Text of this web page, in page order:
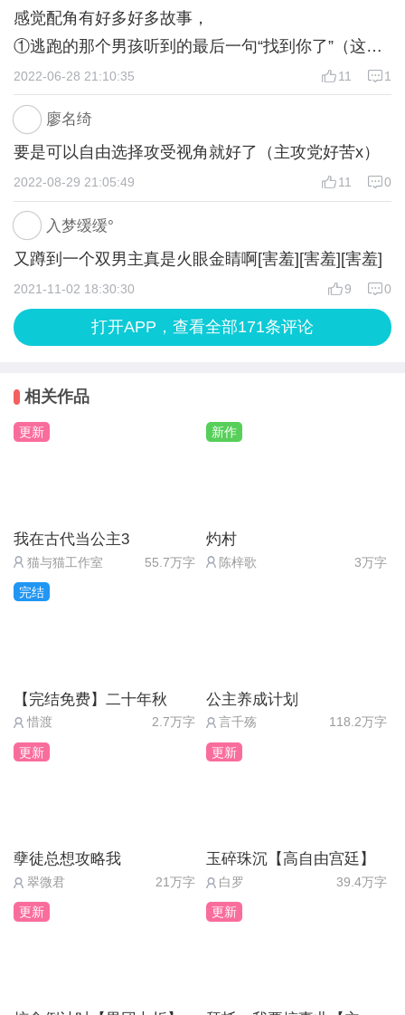
感觉配角有好多好多故事，
①逃跑的那个男孩听到的最后一句“找到你了”（这句
话有那种悚然的鸡皮疙瘩感觉了好棒），
②像岚姑娘的试探和伪装，
③阿茵的一直“陪伴”“最是了解”，并且喂药也由她负
责，她的立场和性格也很有意思啊，
④小四的对于赏赐的执着，背后应该也有自己的理由
吧。
——
期待作者填坑ㄟ(≧◇≦)ㄏ
1
11
2022-06-28 21:10:35
廖名绮
要是可以自由选择攻受视角就好了（主攻党好苦x）
0
11
2022-08-29 21:05:49
入梦缓缓°
又蹲到一个双男主真是火眼金睛啊[害羞][害羞][害羞]
0
9
2021-11-02 18:30:30
打开APP，查看全部171条评论
相关作品
更新
我在古代当公主3
猫与猫工作室 55.7万字
新作
灼村
陈梓歌 3万字
完结
【完结免费】二十年秋
惜渡 2.7万字
公主养成计划
言千殇 118.2万字
更新
孽徒总想攻略我
翠微君 21万字
更新
玉碎珠沉【高自由宫廷】
白罗 39.4万字
更新 更新